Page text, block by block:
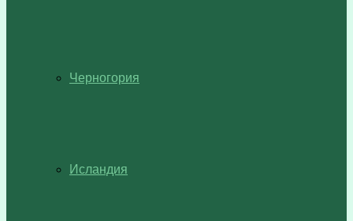
Черногория
Исландия